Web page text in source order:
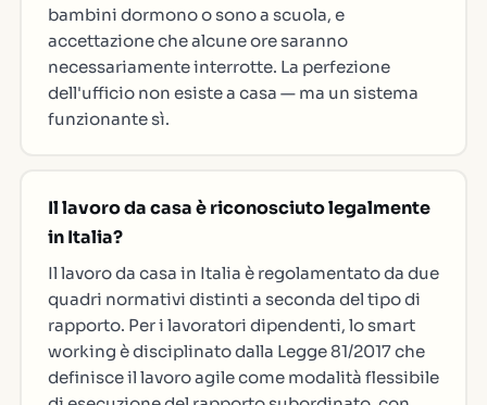
bambini dormono o sono a scuola, e
accettazione che alcune ore saranno
necessariamente interrotte. La perfezione
dell'ufficio non esiste a casa — ma un sistema
funzionante sì.
Il lavoro da casa è riconosciuto legalmente
in Italia?
Il lavoro da casa in Italia è regolamentato da due
quadri normativi distinti a seconda del tipo di
rapporto. Per i lavoratori dipendenti, lo smart
working è disciplinato dalla Legge 81/2017 che
definisce il lavoro agile come modalità flessibile